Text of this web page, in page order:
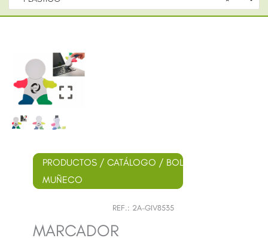
PRODUCTOS / CATÁLOGO / BOLÍGRAFOS
MUÑECO
REF.: 2A-GIV8535
MARCADOR